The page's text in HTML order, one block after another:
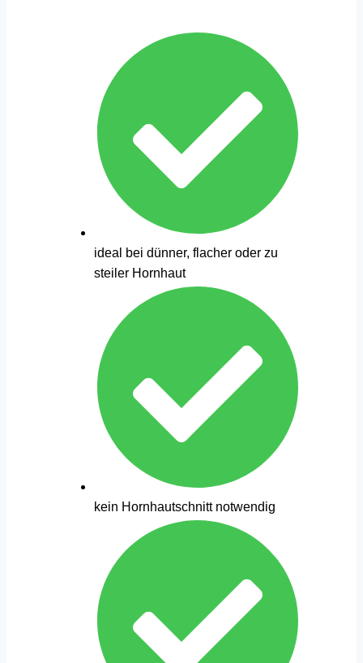
ideal bei dünner, flacher oder zu
steiler Hornhaut
kein Hornhautschnitt notwendig